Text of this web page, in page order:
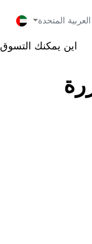
العربية المتحدة
اين يمكنك التسوق